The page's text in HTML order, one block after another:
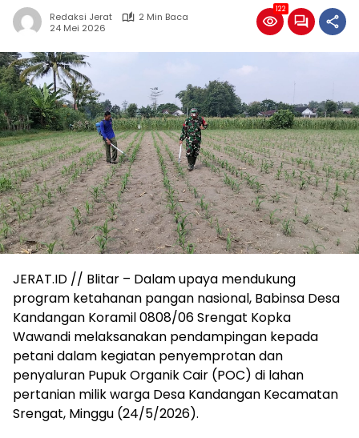
Redaksi Jerat
2 Min Baca
24 Mei 2026
122
JERAT.ID // Blitar – Dalam upaya mendukung
program ketahanan pangan nasional, Babinsa Desa
Kandangan Koramil 0808/06 Srengat Kopka
Wawandi melaksanakan pendampingan kepada
petani dalam kegiatan penyemprotan dan
penyaluran Pupuk Organik Cair (POC) di lahan
pertanian milik warga Desa Kandangan Kecamatan
Srengat, Minggu (24/5/2026).